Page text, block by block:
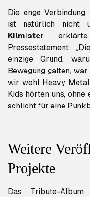
Die enge
ist natürlich nicht
Kilmister
Pressestatement:
einzige Grund,
Bewegung galten,
wir wohl Heavy
Kids hörten uns, ohne
schlicht für eine
Weitere
Projekte
Das Tribute-